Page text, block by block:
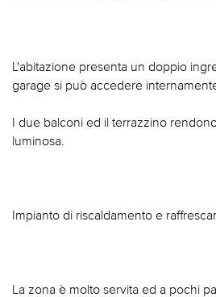
L'abitazione presenta un doppio
garage si può accedere
I due balconi ed il terrazzino
luminosa.
Impianto di riscaldamento e
La zona è molto servita ed a pochi